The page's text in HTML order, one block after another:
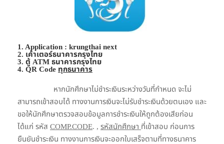
1. Application : krungthai next
2. เค้าเตอร์ธนาคารกรุงไทย
3. ตู้ ATM ธนาคารกรุงไทย
4. QR Code ทุกธนาคาร
หากนักศึกษาไม่ชำระเงินระหว่างวันที่กำหนด จะไม่
สามารถเข้าสอบได้ ทางงานการเงินจะไม่รับชำระเงินด้วยตนเอง และ
ขอให้นักศึกษาตรวจสอบข้อมูลการชำระเงินให้ถูกต้องเสียก่อน
ได้แก่ รหัส COMP.CODE. , รหัสนักศึกษา ที่เข้าสอบ ก่อนการ
ยืนยันชำระเงิน ทางงานการเงินจะออกใบเสร็จตามที่ทางธนาคาร